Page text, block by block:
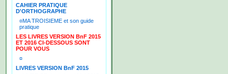
CAHIER PRATIQUE
D'ORTHOGRAPHE
¤MA TROISIEME et son guide
pratique
LES LIVRES VERSION BnF 2015
ET 2016 CI-DESSOUS SONT
POUR VOUS
¤
LIVRES VERSION BnF 2015